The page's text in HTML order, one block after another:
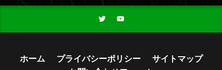
ホーム プライバシーポリシー
サイトマップ